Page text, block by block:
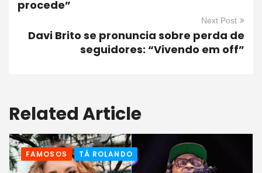
procede”
Next Post
Davi Brito se pronuncia sobre perda de
seguidores: “Vivendo em off”
Related Article
FAMOSOS TÁ ROLANDO